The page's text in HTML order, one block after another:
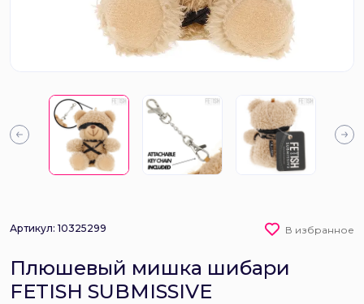
Артикул: 10325299 В избранное
Плюшевый мишка шибари
FETISH SUBMISSIVE